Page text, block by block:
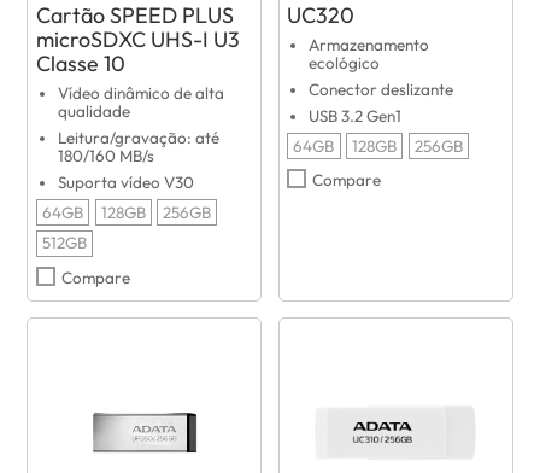
Cartão SPEED PLUS
microSDXC UHS-I U3
Classe 10
Vídeo dinâmico de alta
qualidade
Leitura/gravação: até
180/160 MB/s
Suporta vídeo V30
64GB
128GB
256GB
512GB
Compare
UC320
Armazenamento
ecológico
Conector deslizante
USB 3.2 Gen1
64GB
128GB
256GB
Compare